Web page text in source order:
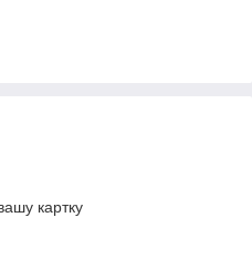
картку